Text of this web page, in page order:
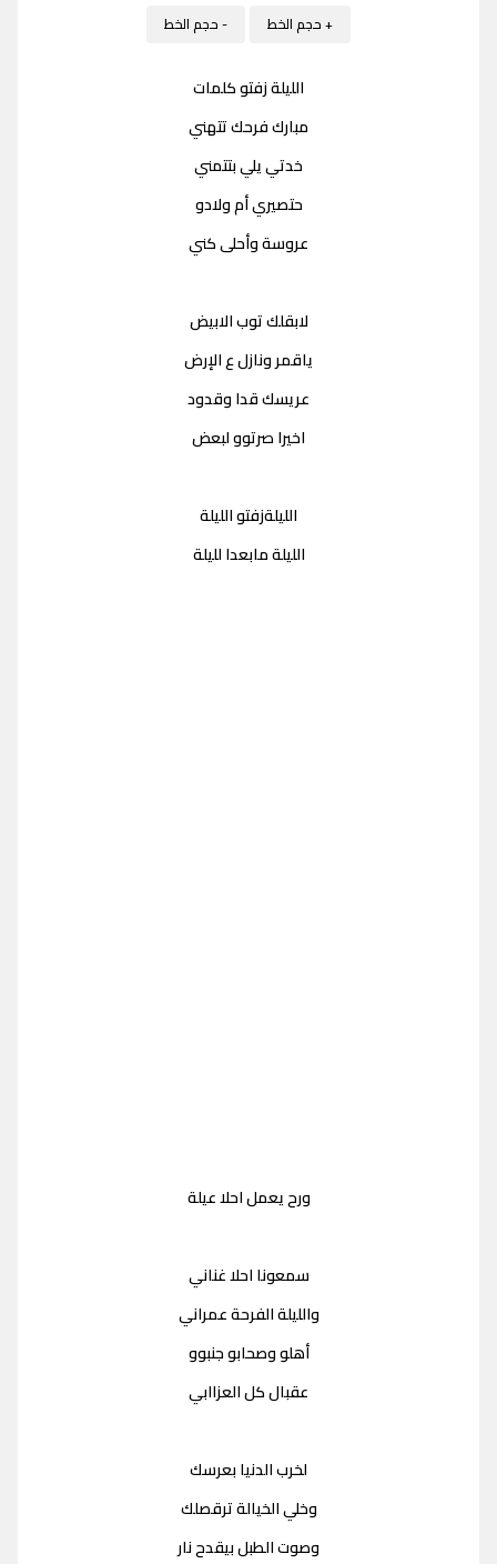
+ حجم الخط - حجم الخط
الليلة زفتو كلمات
مبارك فرحك تتهني
خدتي يلي بتتمني
حتصيري أم ولادو
عروسة وأحلى كني
لابقلك توب الابيض
ياقمر ونازل ع الإرض
عريسك قدا وقدود
اخيرا صرتوو لبعض
الليلةزفتو الليلة
الليلة مابعدا لليلة
ورح يعمل احلا عيلة
سمعونا احلا غناني
والليلة الفرحة عمراني
أهلو وصحابو جنبوو
عقبال كل العزاابي
لخرب الدنيا بعرسك
وخلي الخيالة ترقصلك
وصوت الطبل بيقدح نار